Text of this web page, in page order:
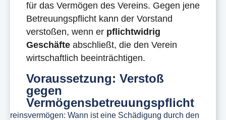
für das Vermögen des Vereins. Gegen jene
Betreuungspflicht kann der Vorstand
verstoßen, wenn er pflichtwidrig
Geschäfte abschließt, die den Verein
wirtschaftlich beeinträchtigen.
Voraussetzung: Verstoß
gegen
Vermögensbetreuungspflicht